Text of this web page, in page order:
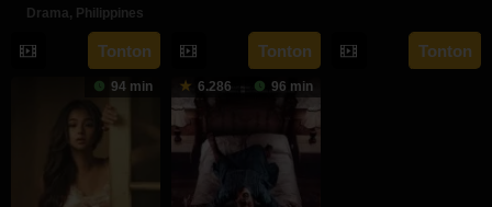
Drama, Philippines
16
Aug
2024
Marc
Misa
Tonton
27
Aug
2024
Ryan
Evangelista
Tonton
3
Sep
2024
JM
Nebres
Tonton
94 min 6.286 96 min